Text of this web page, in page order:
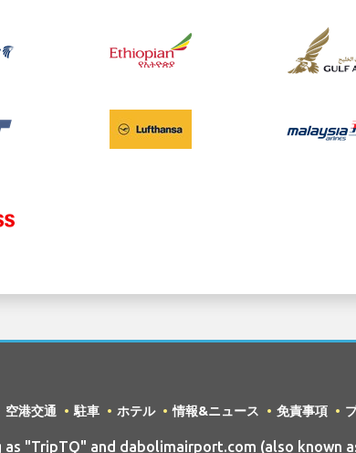
空港交通 駐車 ホテル 情報&ニュース 免責事項
as "TripTQ" and dabolimairport.com (also known